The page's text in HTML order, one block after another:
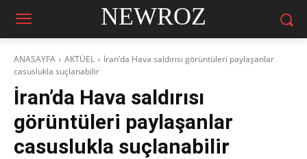
NEWROZ
ANASAYFA AKTÜEL
İran’da Hava saldırısı görüntüleri paylaşanlar
casuslukla suçlanabilir
İran’da Hava saldırısı
görüntüleri paylaşanlar
casuslukla suçlanabilir